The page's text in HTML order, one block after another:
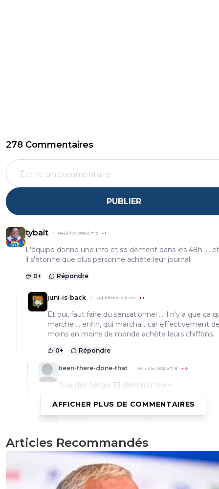
278 Commentaires
PUBLIER
tybalt 04 juillet 2025 à 7:12 +1
L'équipe donne une info et se dément dans les 48h ....
il s'étonne que plus personne achète leur journal
0+ Répondre
juni-is-back 04 juillet 2025 à 7:13 +1
Et oui, faut faire du sensationnel ... il n'y a que ça
marche ... enfin, qui marchait car effectivement
moins en moins de monde achète leurs chiffons.
0+ Répondre
been-there-done-that 04 juillet 2025 à 7:18 + 0
Que des Sergio 33 dans ma team.
0+ Répondre
Toi... tu dois rêver de moi ! Mdr
0+ Répondre
juni-is-back 04 juillet 2025 à 6:57 +1
AFFICHER PLUS DE COMMENTAIRES
Articles Recommandés